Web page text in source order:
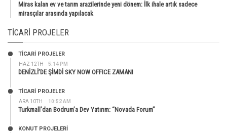
Miras kalan ev ve tarım arazilerinde yeni dönem: İlk ihale artık sadece
mirasçılar arasında yapılacak
TICARI PROJELER
HAZ 12TH 5:14 PM
TİCARİ PROJELER
DENİZLİ’DE ŞİMDİ SKY NOW OFFICE ZAMANI
ARA 10TH 10:52 AM
TİCARİ PROJELER
Turkmall’dan Bodrum’a Dev Yatırım: “Novada Forum”
KONUT PROJELERI